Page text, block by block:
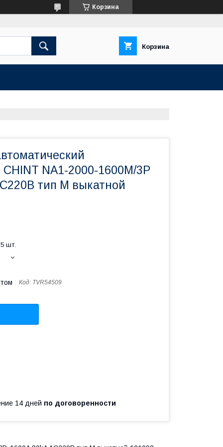
Корзина
Корзина
NA1-2000-1600M/3P
тип М выкатной
шт.
Код: TVR54509
14 дней по договоренности